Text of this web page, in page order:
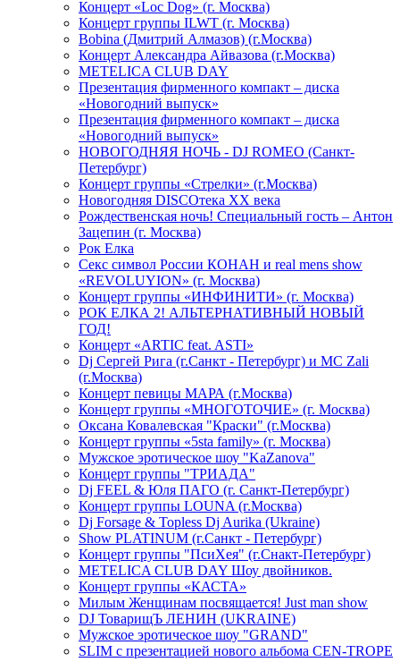
Концерт «Loc Dog» (г. Москва)
Концерт группы ILWT (г. Москва)
Bobina (Дмитрий Алмазов) (г.Москва)
Концерт Александра Айвазова (г.Москва)
METELICA CLUB DAY
Презентация фирменного компакт – диска
«Новогодний выпуск»
Презентация фирменного компакт – диска
«Новогодний выпуск»
НОВОГОДНЯЯ НОЧЬ - DJ ROMEO (Санкт-
Петербург)
Концерт группы «Стрелки» (г.Москва)
Новогодняя DISCOтека ХХ века
Рождественская ночь! Специальный гость – Антон
Зацепин (г. Москва)
Рок Елка
Секс символ России КОНАН и real mens show
«REVOLUYION» (г. Москва)
Концерт группы «ИНФИНИТИ» (г. Москва)
РОК ЕЛКА 2! АЛЬТЕРНАТИВНЫЙ НОВЫЙ
ГОД!
Концерт «ARTIC feat. ASTI»
Dj Сергей Рига (г.Санкт - Петербург) и MC Zali
(г.Москва)
Концерт певицы МАРА (г.Москва)
Концерт группы «МНОГОТОЧИЕ» (г. Москва)
Оксана Ковалевская "Краски" (г.Москва)
Концерт группы «5sta family» (г. Москва)
Мужское эротическое шоу "KaZanova"
Концерт группы "ТРИАДА"
Dj FEEL & Юля ПАГО (г. Санкт-Петербург)
Концерт группы LOUNA (г.Москва)
Dj Forsage & Topless Dj Aurika (Ukraine)
Show PLATINUM (г.Санкт - Петербург)
Концерт группы "ПсиХея" (г.Снакт-Петербург)
METELICA CLUB DAY Шоу двойников.
Концерт группы «КАСТА»
Милым Женщинам посвящается! Just man show
DJ ТоварищЪ ЛЕНИН (UKRAINE)
Мужское эротическое шоу "GRAND"
SLIM с презентацией нового альбома CEN-TROPE